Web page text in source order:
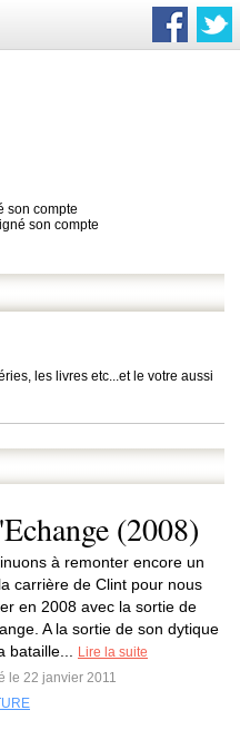
son compte
son compte
les livres etc...et le votre aussi
(2008)
à remonter encore un
carrière de Clint pour nous
en 2008 avec la sortie de
A la sortie de son dytique
bataille...
Lire la suite
le 22 janvier 2011